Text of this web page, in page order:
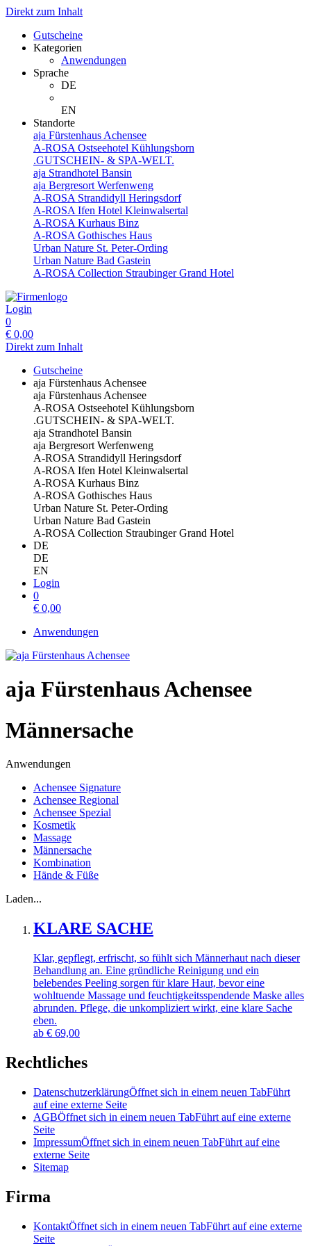
Direkt zum Inhalt
Gutscheine
Kategorien
Anwendungen
Sprache
DE
EN
Standorte
aja Fürstenhaus Achensee
A-ROSA Ostseehotel Kühlungsborn
.GUTSCHEIN- & SPA-WELT.
aja Strandhotel Bansin
aja Bergresort Werfenweng
A-ROSA Strandidyll Heringsdorf
A-ROSA Ifen Hotel Kleinwalsertal
A-ROSA Kurhaus Binz
A-ROSA Gothisches Haus
Urban Nature St. Peter-Ording
Urban Nature Bad Gastein
A-ROSA Collection Straubinger Grand Hotel
Login
0
€ 0,00
Direkt zum Inhalt
Gutscheine
aja Fürstenhaus Achensee
aja Fürstenhaus Achensee
A-ROSA Ostseehotel Kühlungsborn
.GUTSCHEIN- & SPA-WELT.
aja Strandhotel Bansin
aja Bergresort Werfenweng
A-ROSA Strandidyll Heringsdorf
A-ROSA Ifen Hotel Kleinwalsertal
A-ROSA Kurhaus Binz
A-ROSA Gothisches Haus
Urban Nature St. Peter-Ording
Urban Nature Bad Gastein
A-ROSA Collection Straubinger Grand Hotel
DE
DE
EN
Login
0
€ 0,00
Anwendungen
aja Fürstenhaus Achensee
Männersache
Anwendungen
Achensee Signature
Achensee Regional
Achensee Spezial
Kosmetik
Massage
Männersache
Kombination
Hände & Füße
Laden...
KLARE SACHE
Klar, gepflegt, erfrischt, so fühlt sich Männerhaut nach dieser
Behandlung an. Eine gründliche Reinigung und ein
belebendes Peeling sorgen für klare Haut, bevor eine
wohltuende Massage und feuchtigkeitsspendende Maske alles
abrunden. Pflege, die unkompliziert wirkt, eine klare Sache
eben.
ab € 69,00
Rechtliches
DatenschutzerklärungÖffnet sich in einem neuen TabFührt
auf eine externe Seite
AGBÖffnet sich in einem neuen TabFührt auf eine externe
Seite
ImpressumÖffnet sich in einem neuen TabFührt auf eine
externe Seite
Sitemap
Firma
KontaktÖffnet sich in einem neuen TabFührt auf eine externe
Seite